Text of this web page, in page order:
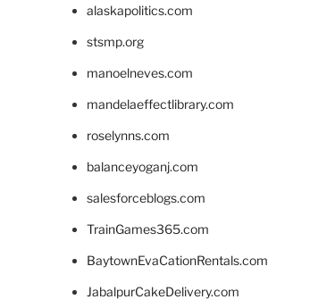
alaskapolitics.com
stsmp.org
manoelneves.com
mandelaeffectlibrary.com
roselynns.com
balanceyoganj.com
salesforceblogs.com
TrainGames365.com
BaytownEvaCationRentals.com
JabalpurCakeDelivery.com